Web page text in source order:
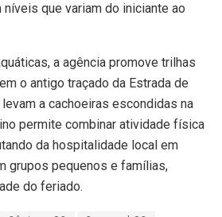
que variam do iniciante ao
a agência promove trilhas
o antigo traçado da Estrada de
levam a cachoeiras escondidas na
permite combinar atividade física
da hospitalidade local em
grupos pequenos e famílias,
do feriado.